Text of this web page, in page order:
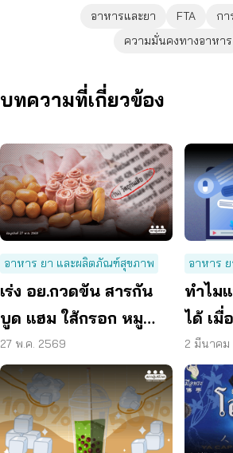
อาหารและยา FTA
กา
ความมั่นคงทางอาหาร
บทความที่เกี่ยวข้อง
อาหาร ยา และผลิตภัณฑ์สุขภาพ
เร่ง อย.กวดขัน สารกัน
บูด แฮม ใส้กรอก หมู
สวรรค์ ฯลฯ พบเกิน
มาตรฐานกว่า 50 เท่า
27 พ.ค. 2569
อาหาร
ทำไม
ได้ เมื่
ถูกใช้เ
ค้า
2 มีนาคม